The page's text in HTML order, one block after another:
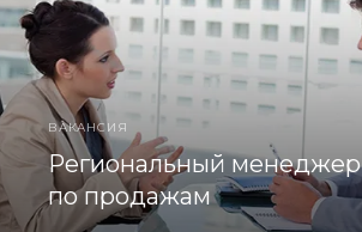
ВАКАНСИЯ
Региональный менеджер
по продажам